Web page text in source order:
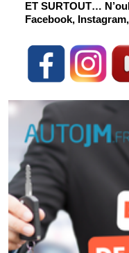
ET SURTOUT…
Facebook,